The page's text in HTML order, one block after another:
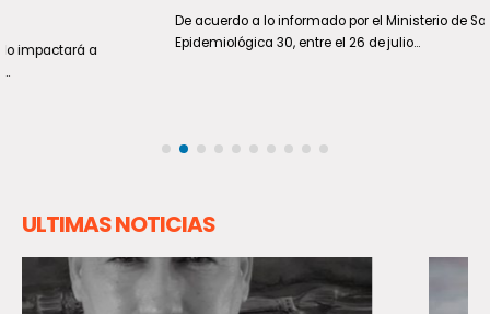
De acuerdo a lo informado por el Ministerio de Salud, en la Semana
Epidemiológica 30, entre el 26 de julio...
ULTIMAS NOTICIAS